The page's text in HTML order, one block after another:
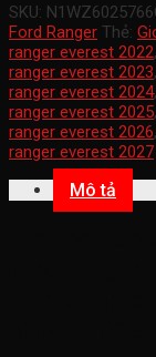
SKU:
Ford Ranger Thẻ:
ranger everest 2022,
ranger everest 2023,
ranger everest 2024,
ranger everest 2025,
ranger everest 2026,
ranger everest 2027
Mô tả